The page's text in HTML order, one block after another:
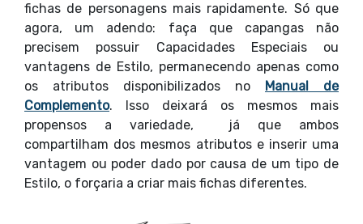
fichas de personagens mais rapidamente. Só que
agora, um adendo: faça que capangas não
precisem possuir Capacidades Especiais ou
vantagens de Estilo, permanecendo apenas como
os atributos disponibilizados no Manual de
Complemento. Isso deixará os mesmos mais
propensos a variedade, já que ambos
compartilham dos mesmos atributos e inserir uma
vantagem ou poder dado por causa de um tipo de
Estilo, o forçaria a criar mais fichas diferentes.